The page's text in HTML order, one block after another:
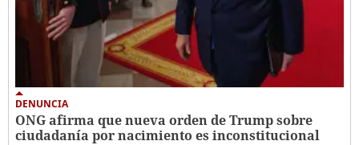
DENUNCIA
ONG afirma que nueva orden de Trump sobre
ciudadanía por nacimiento es inconstitucional